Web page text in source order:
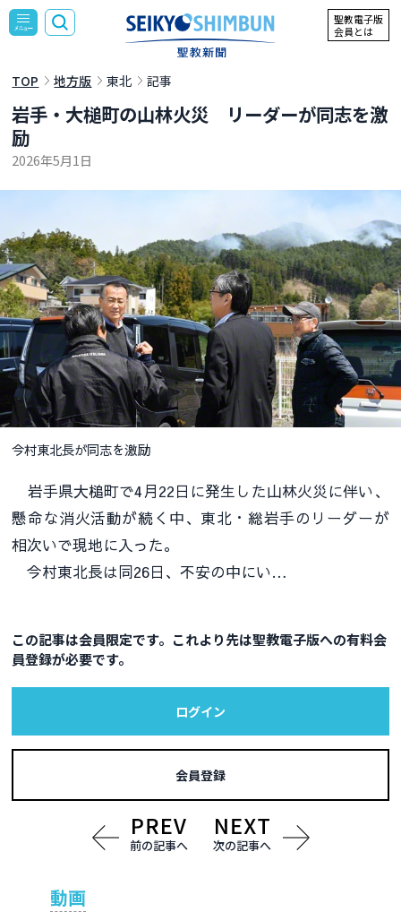
聖教電子版
会員とは
TOP 地方版 東北 記事
岩手・大槌町の山林火災 リーダーが同志を激
励
2026年5月1日
今村東北長が同志を激励
岩手県大槌町で4月22日に発生した山林火災に伴い、
懸命な消火活動が続く中、東北・総岩手のリーダーが
相次いで現地に入った。
今村東北長は同26日、不安の中にい…
この記事は会員限定です。これより先は聖教電子版への有料会
員登録が必要です。
ログイン
会員登録
前の記事へ 次の記事へ
動画